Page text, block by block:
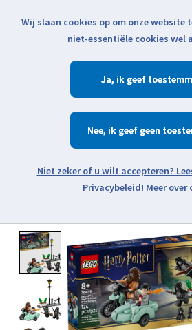
Klik voor actuele
Zoeken
Open webshop
Product image
Wij slaan cookies op om onze website
niet-essentiële cookies wel
Ja
Nee
Meer over